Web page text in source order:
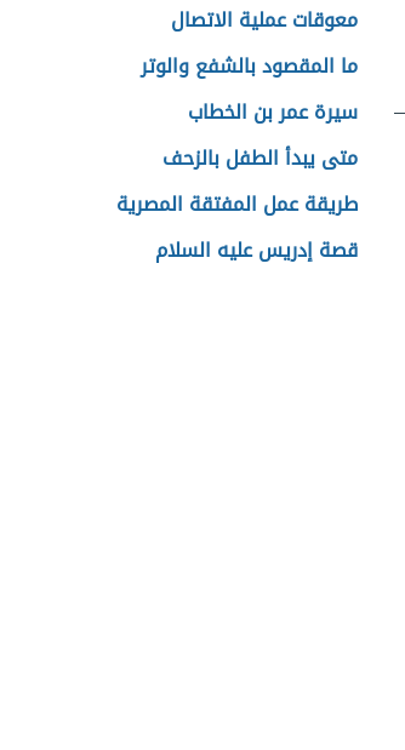
معوقات عملية الاتصال
ما المقصود بالشفع والوتر
سيرة عمر بن الخطاب
متى يبدأ الطفل بالزحف
طريقة عمل المفتقة المصرية
قصة إدريس عليه السلام